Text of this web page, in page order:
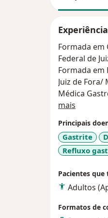
Experiência
Formada
Federal de
Formada
Juiz de Fora/
Médica
esteatose
doenças das
intestinais
intestino
Será um
mais
Principais
Gastrite
Refluxo
Pacientes que
Adultos
Formatos de